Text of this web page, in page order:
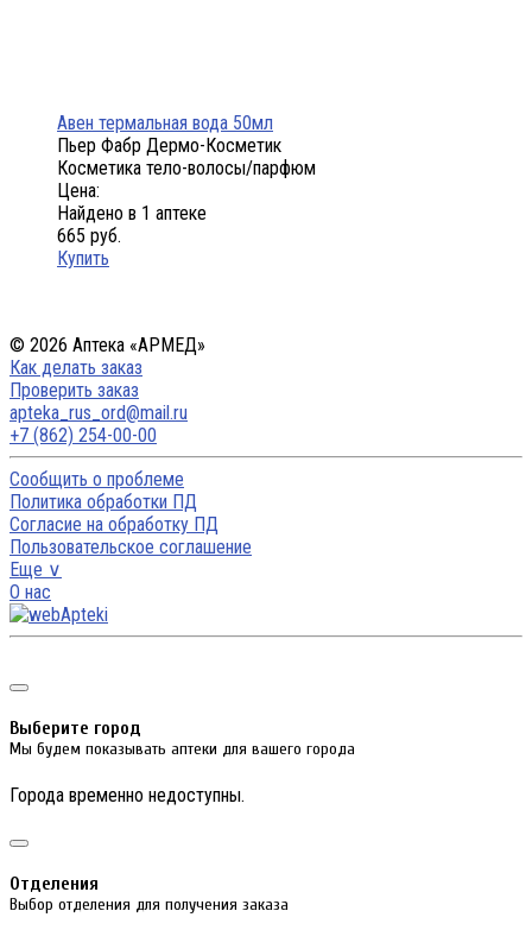
Авен термальная вода 50мл
Пьер Фабр Дермо-Косметик
Косметика тело-волосы/парфюм
Цена:
Найдено в 1 аптеке
665 руб.
Купить
© 2026 Аптека «АРМЕД»
Как делать заказ
Проверить заказ
apteka_rus_ord@mail.ru
+7 (862) 254-00-00
Сообщить о проблеме
Политика обработки ПД
Согласие на обработку ПД
Пользовательское соглашение
Еще ∨
О нас
Выберите город
Мы будем показывать аптеки для вашего города
Города временно недоступны.
Отделения
Выбор отделения для получения заказа